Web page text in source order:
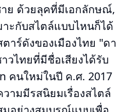
ย ด้วยลุคที่มีเอกลักษณ์,
ะกับสไตล์แบบไหนก็ได้
าร์ดังของเมืองไทย "ดา
วไทยที่มีชื่อเสียงได้รับ
คนใหม่ในปี ค.ศ. 2017
ามมีรสนิยมเรื่องสไตล์